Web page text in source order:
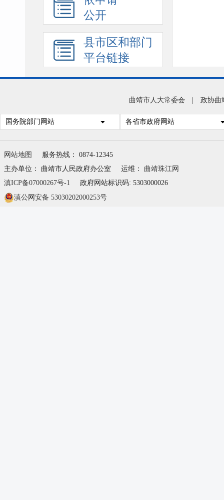
公开
县市区和部门
平台链接
曲靖市人大常委会 政协曲
国务院部门网站 各省市政府网站
网站地图
服务热线： 0874-12345
主办单位： 曲靖市人民政府办公室
运维： 曲靖珠江网
滇ICP备07000267号-1
政府网站标识码: 5303000026
滇公网安备 53030202000253号